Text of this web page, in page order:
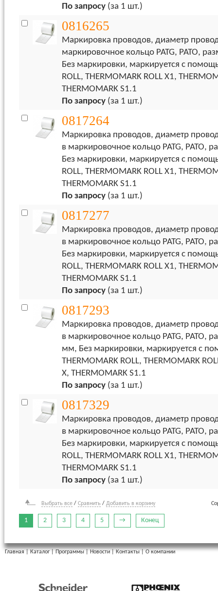
По запросу (за 1 шт.)
0816265
Маркировка проводов, диаметр
маркировочное кольцо PATG, PATO,
Без маркировки, маркируется с
ROLL, THERMOMARK ROLL X1,
THERMOMARK S1.1
По запросу (за 1 шт.)
0817264
Маркировка проводов, диаметр
в маркировочное кольцо PATG, PATO,
Без маркировки, маркируется с
ROLL, THERMOMARK ROLL X1,
THERMOMARK S1.1
По запросу (за 1 шт.)
0817277
Маркировка проводов, диаметр
в маркировочное кольцо PATG, PATO,
Без маркировки, маркируется с
ROLL, THERMOMARK ROLL X1,
THERMOMARK S1.1
По запросу (за 1 шт.)
0817293
Маркировка проводов, диаметр
в маркировочное кольцо PATG, PATO,
мм, Без маркировки, маркируется с
THERMOMARK ROLL, THERMOMARK
X, THERMOMARK S1.1
По запросу (за 1 шт.)
0817329
Маркировка проводов, диаметр
в маркировочное кольцо PATG, PATO,
Без маркировки, маркируется с
ROLL, THERMOMARK ROLL X1,
THERMOMARK S1.1
По запросу (за 1 шт.)
Выбрать все / Сравнить / Добавить в корзину
1 2 3 4 5 → Конец
Главная | Каталог | Программы | Новости | Контакты | О компании